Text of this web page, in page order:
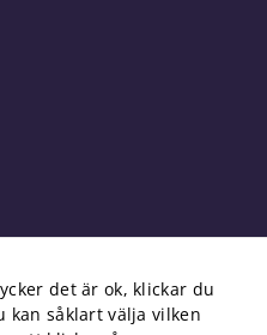
det är ok, klickar du
kan såklart välja vilken